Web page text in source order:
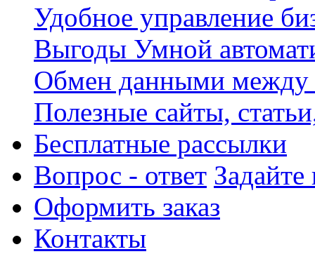
Удобное управление
Выгоды Умной
Обмен данными между
Полезные сайты,
Бесплатные рассылки
Вопрос - ответ
Оформить заказ
Контакты